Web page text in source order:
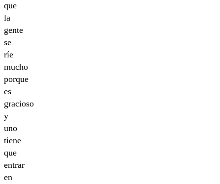
que
la
gente
se
ríe
mucho
porque
es
gracioso
y
uno
tiene
que
entrar
en